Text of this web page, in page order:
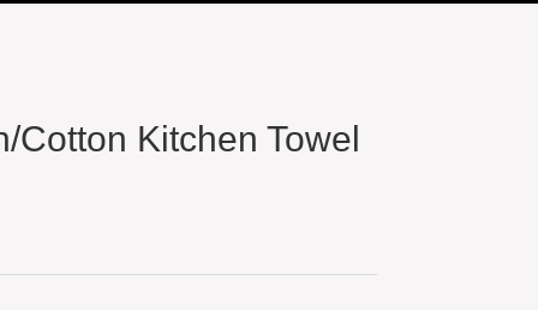
Cotton Kitchen Towel